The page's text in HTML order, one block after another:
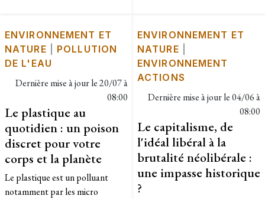
ENVIRONNEMENT ET
NATURE
POLLUTION
DE L'EAU
Dernière mise à jour le20/07 à
08:00
Le plastique au
quotidien : un poison
discret pour votre
corps et la planète
Le plastique est un polluant
notamment par les micro
ENVIRONNEMENT ET
NATURE
ENVIRONNEMENT
ACTIONS
Dernière mise à jour le04/06 à
08:00
Le capitalisme, de
l'idéal libéral à la
brutalité néolibérale :
une impasse historique
?